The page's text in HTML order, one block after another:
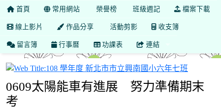
首頁 常用網站 榮譽榜 班級週記 檔案下載
線上影片 作品分享 活動剪影 收支簿
留言簿 行事曆 功課表 連結
0609太陽能車有進展 努力準備期末
考